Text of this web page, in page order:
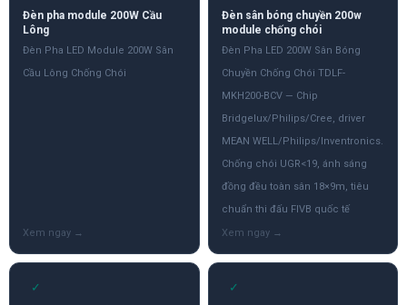
Đèn pha module 200W Cầu
Lông
Đèn Pha LED Module 200W Sân
Cầu Lông Chống Chói
Đèn sân bóng chuyền 200w
module chống chói
Đèn Pha LED 200W Sân Bóng
Chuyền Chống Chói TDLF-
MKH200-BCV — Chip
Bridgelux/Philips/Cree, driver
MEAN WELL/Philips/Inventronics.
Chống chói UGR<19, ánh sáng
đồng đều toàn sân 18×9m, tiêu
chuẩn thi đấu FIVB quốc tế
✓ ✓